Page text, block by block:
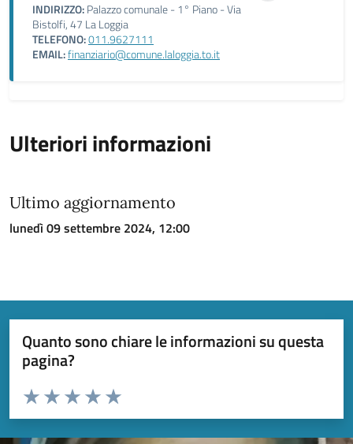
INDIRIZZO:Palazzo comunale - 1° Piano - Via
Bistolfi, 47 La Loggia
TELEFONO:011.9627111
EMAIL:finanziario@comune.laloggia.to.it
Ulteriori informazioni
Ultimo aggiornamento
lunedì 09 settembre 2024, 12:00
Quanto sono chiare le informazioni su questa
pagina?
Valuta da 1 a 5 stelle la pagina
Valuta 5 stelle su 5
Valuta 4 stelle su 5
Valuta 3 stelle su 5
Valuta 2 stelle su 5
Valuta 1 stelle su 5